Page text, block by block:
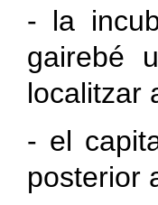
- la
gairebé
localitzar
- el
posterior